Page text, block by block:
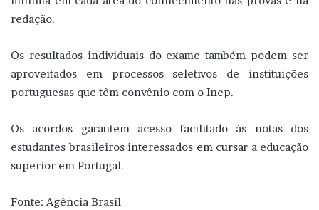
redação.
Os resultados individuais do exame também podem ser
aproveitados em processos seletivos de instituições
portuguesas que têm convênio com o Inep.
Os acordos garantem acesso facilitado às notas dos
estudantes brasileiros interessados em cursar a educação
superior em Portugal.
Fonte: Agência Brasil